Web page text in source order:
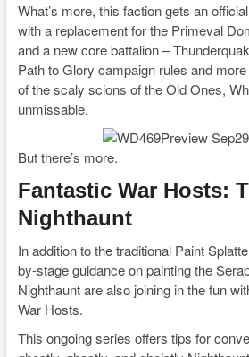
What’s more, this faction gets an
with a replacement for the Primeval
and a new core battalion –
Path to Glory campaign rules and
of the scaly scions of the Old Ones,
unmissable.
But there’s more.
Fantastic War Hosts:
Nighthaunt
In addition to the traditional Paint
by-stage guidance on painting the
Nighthaunt are also joining in the fun
War Hosts.
This ongoing series offers tips for